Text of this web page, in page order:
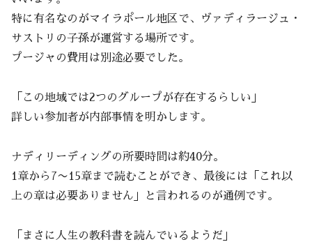
特に有名なのがマイラポール地区で、ヴァディラージュ・
サストリの子孫が運営する場所です。
プージャの費用は別途必要でした。
「この地域では2つのグループが存在するらしい」
詳しい参加者が内部事情を明かします。
ナディリーディングの所要時間は約40分。
1章から7〜15章まで読むことができ、最後には「これ以
上の章は必要ありません」と言われるのが通例です。
「まさに人生の教科書を読んでいるようだ」